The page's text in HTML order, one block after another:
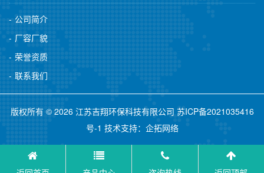
公司简介
厂容厂貌
荣誉资质
联系我们
版权所有 © 2026 江苏吉翔环保科技有限公司 苏ICP备2021035416
号-1 技术支持： 企拓网络